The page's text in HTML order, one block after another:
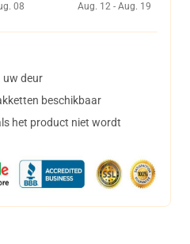
08
Aug. 12 - Aug. 19
uw deur
beschikbaar
het product niet wordt